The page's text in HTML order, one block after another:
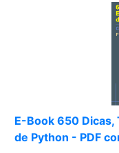
E-Book 650
de Python - PDF